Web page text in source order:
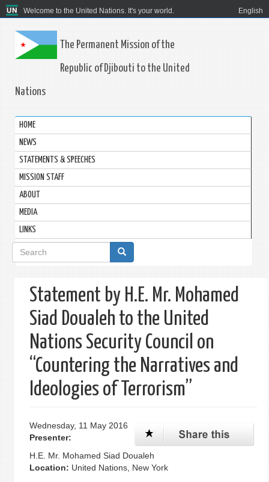
Welcome to the United Nations. It's your world. English
The Permanent Mission of the
Republic of Djibouti to the United
Nations
HOME
NEWS
STATEMENTS & SPEECHES
MISSION STAFF
ABOUT
MEDIA
LINKS
Search
form
Statement by H.E. Mr. Mohamed
Siad Doualeh to the United
Nations Security Council on
“Countering the Narratives and
Ideologies of Terrorism”
Wednesday, 11 May 2016
Presenter:
H.E. Mr. Mohamed Siad Doualeh
Location: United Nations, New York